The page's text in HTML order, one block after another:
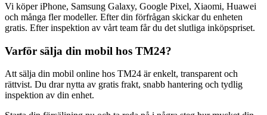
Vi köper iPhone, Samsung Galaxy, Google Pixel, Xiaomi, Huawei
och många fler modeller. Efter din förfrågan skickar du enheten
gratis. Efter inspektion av vårt team får du det slutliga inköpspriset.
Varför sälja din mobil hos TM24?
Att sälja din mobil online hos TM24 är enkelt, transparent och
rättvist. Du drar nytta av gratis frakt, snabb hantering och tydlig
inspektion av din enhet.